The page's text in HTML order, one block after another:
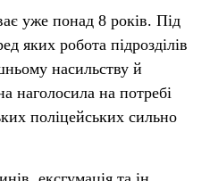
уже понад 8 років. Під
яких робота підрозділів
насильству й
наголосила на потребі
поліцейських сильно